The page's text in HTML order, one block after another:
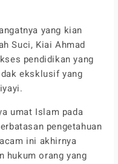
yang kian
Suci, Kiai Ahmad
pendidikan yang
eksklusif yang
umat Islam pada
pengetahuan
ini akhirnya
hukum orang yang